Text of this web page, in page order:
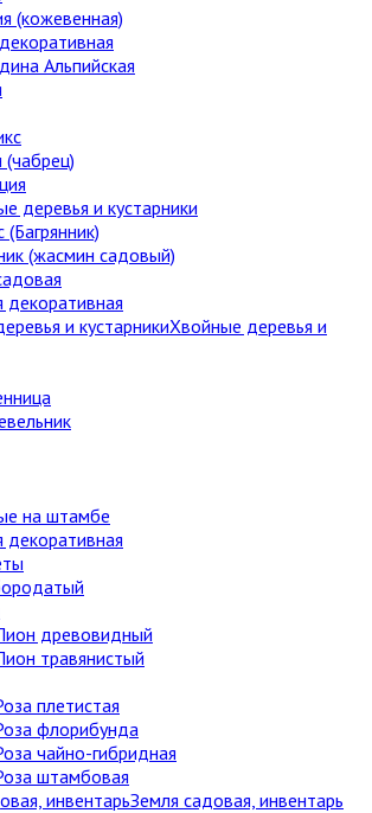
(кожевенная)
Альпийская
(чабрец)
деревья и кустарники
(Багрянник)
(жасмин садовый)
декоративная
Хвойные деревья и
на штамбе
декоративная
древовидный
травянистый
плетистая
флорибунда
чайно-гибридная
штамбовая
Земля садовая, инвентарь